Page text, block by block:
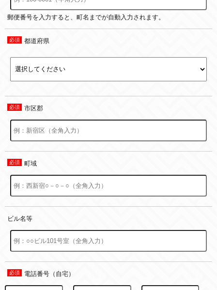
郵便番号を入力すると、町名までが自動入力されます。
都道府県
市区郡
町域
ビル名等
電話番号（自宅）